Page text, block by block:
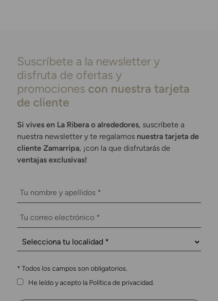
Suscríbete a la newsletter y
disfruta de ofertas y
promociones con nuestra tarjeta
de cliente
Si vives en La Ribera o alrededores, suscríbete a
nuestra newsletter y te regalamos nuestra tarjeta de
cliente Zamarripa, ¡con la que disfrutarás de
ventajas exclusivas!
* Todos los campos son obligatorios.
He leído y acepto la Política de privacidad.